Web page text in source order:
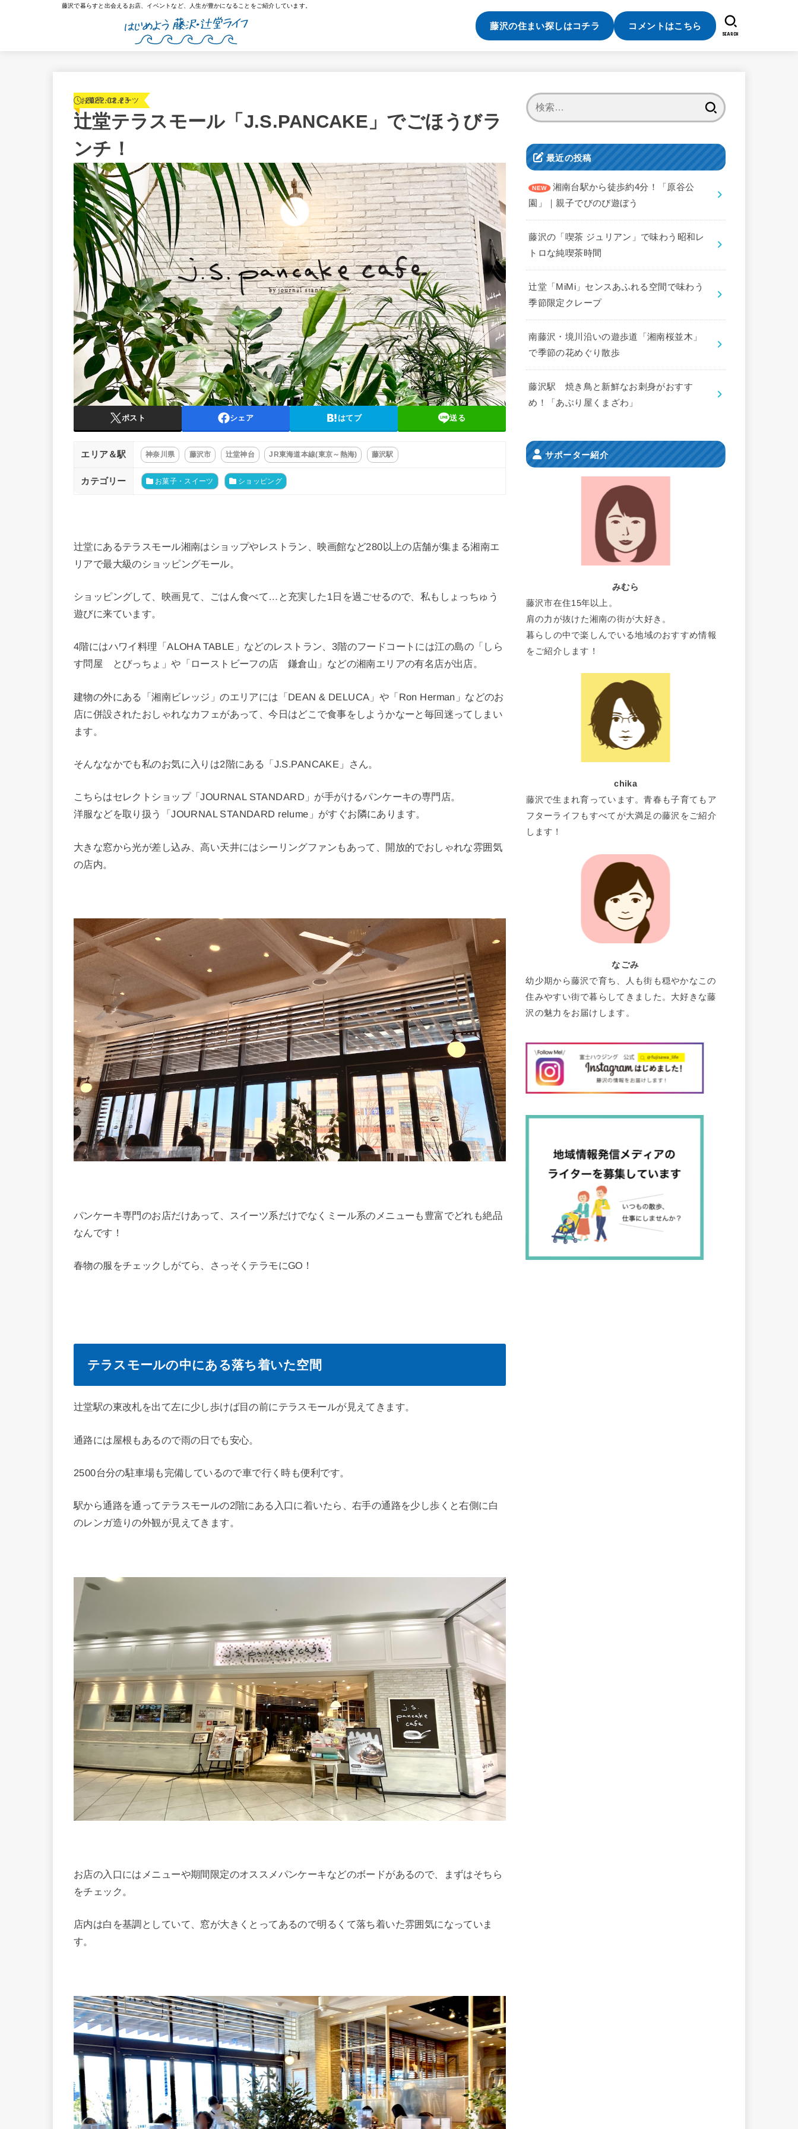
藤沢で暮らすと出会えるお店、イベントなど、人生が豊かになることをご紹介しています。
藤沢の住まい探しはコチラ コメントはこちら
SEARCH
お菓子・スイーツ
2022.02.23
辻堂テラスモール「J.S.PANCAKE」でごほうびラ
ンチ！
ポスト シェア はてブ 送る
エリア＆駅 神奈川県 藤沢市 辻堂神台 JR東海道本線(東京～熱海) 藤沢駅
カテゴリー お菓子・スイーツ ショッピング
辻堂にあるテラスモール湘南はショップやレストラン、映画館など280以上の店舗が集まる湘南エ
リアで最大級のショッピングモール。
ショッピングして、映画見て、ごはん食べて…と充実した1日を過ごせるので、私もしょっちゅう
遊びに来ています。
4階にはハワイ料理「ALOHA TABLE」などのレストラン、3階のフードコートには江の島の「しら
す問屋 とびっちょ」や「ローストビーフの店 鎌倉山」などの湘南エリアの有名店が出店。
建物の外にある「湘南ビレッジ」のエリアには「DEAN & DELUCA」や「Ron Herman」などのお
店に併設されたおしゃれなカフェがあって、今日はどこで食事をしようかなーと毎回迷ってしまい
ます。
そんななかでも私のお気に入りは2階にある「J.S.PANCAKE」さん。
こちらはセレクトショップ「JOURNAL STANDARD」が手がけるパンケーキの専門店。
洋服などを取り扱う「JOURNAL STANDARD relume」がすぐお隣にあります。
大きな窓から光が差し込み、高い天井にはシーリングファンもあって、開放的でおしゃれな雰囲気
の店内。
パンケーキ専門のお店だけあって、スイーツ系だけでなくミール系のメニューも豊富でどれも絶品
なんです！
春物の服をチェックしがてら、さっそくテラモにGO！
テラスモールの中にある落ち着いた空間
辻堂駅の東改札を出て左に少し歩けば目の前にテラスモールが見えてきます。
通路には屋根もあるので雨の日でも安心。
2500台分の駐車場も完備しているので車で行く時も便利です。
駅から通路を通ってテラスモールの2階にある入口に着いたら、右手の通路を少し歩くと右側に白
のレンガ造りの外観が見えてきます。
お店の入口にはメニューや期間限定のオススメパンケーキなどのボードがあるので、まずはそちら
をチェック。
店内は白を基調としていて、窓が大きくとってあるので明るくて落ち着いた雰囲気になっていま
す。
最近の投稿
湘南台駅から徒歩約4分！「原谷公
園」｜親子でびのび遊ぼう
藤沢の「喫茶 ジュリアン」で味わう昭和レ
トロな純喫茶時間
辻堂「MiMi」センスあふれる空間で味わう
季節限定クレープ
南藤沢・境川沿いの遊歩道「湘南桜並木」
で季節の花めぐり散歩
藤沢駅 焼き鳥と新鮮なお刺身がおすす
め！「あぶり屋くまざわ」
サポーター紹介
みむら
藤沢市在住15年以上。
肩の力が抜けた湘南の街が大好き。
暮らしの中で楽しんでいる地域のおすすめ情報
をご紹介します！
chika
藤沢で生まれ育っています。青春も子育てもア
フターライフもすべてが大満足の藤沢をご紹介
します！
なごみ
幼少期から藤沢で育ち、人も街も穏やかなこの
住みやすい街で暮らしてきました。大好きな藤
沢の魅力をお届けします。